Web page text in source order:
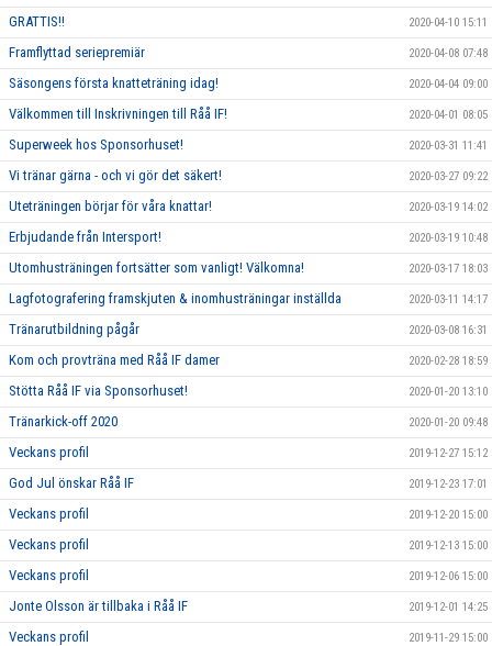
GRATTIS!! 2020-04-10 15:11
Framflyttad seriepremiär 2020-04-08 07:48
Säsongens första knatteträning idag! 2020-04-04 09:00
Välkommen till Inskrivningen till Råå IF! 2020-04-01 08:05
Superweek hos Sponsorhuset! 2020-03-31 11:41
Vi tränar gärna - och vi gör det säkert! 2020-03-27 09:22
Uteträningen börjar för våra knattar! 2020-03-19 14:02
Erbjudande från Intersport! 2020-03-19 10:48
Utomhusträningen fortsätter som vanligt! Välkomna! 2020-03-17 18:03
Lagfotografering framskjuten & inomhusträningar inställda 2020-03-11 14:17
Tränarutbildning pågår 2020-03-08 16:31
Kom och provträna med Råå IF damer 2020-02-28 18:59
Stötta Råå IF via Sponsorhuset! 2020-01-20 13:10
Tränarkick-off 2020 2020-01-20 09:48
Veckans profil 2019-12-27 15:12
God Jul önskar Råå IF 2019-12-23 17:01
Veckans profil 2019-12-20 15:00
Veckans profil 2019-12-13 15:00
Veckans profil 2019-12-06 15:00
Jonte Olsson är tillbaka i Råå IF 2019-12-01 14:25
Veckans profil 2019-11-29 15:00